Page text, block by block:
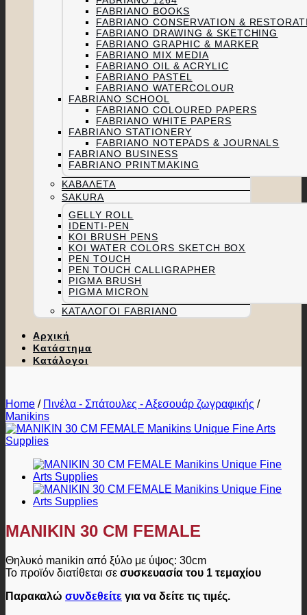
FABRIANO BOOKS
FABRIANO CONSERVATION &
FABRIANO DRAWING & SKETCHING
FABRIANO GRAPHIC & MARKER
FABRIANO MIX MEDIA
FABRIANO OIL & ACRYLIC
FABRIANO PASTEL
FABRIANO WATERCOLOUR
FABRIANO SCHOOL
FABRIANO COLOURED PAPERS
FABRIANO WHITE PAPERS
FABRIANO STATIONERY
FABRIANO NOTEPADS & JOURNALS
FABRIANO BUSINESS
FABRIANO PRINTMAKING
ΚΑΒΑΛΈΤΑ
SAKURA
GELLY ROLL
IDENTI-PEN
KOI BRUSH PENS
KOI WATER COLORS SKETCH BOX
PEN TOUCH
PEN TOUCH CALLIGRAPHER
PIGMA BRUSH
PIGMA MICRON
ΚΑΤΆΛΟΓΟΙ FABRIANO
Αρχική
Κατάστημα
Κατάλογοι
Home / Πινέλα - Σπάτουλες - Αξεσουάρ ζωγραφικής /
Manikins
MANIKIN 30 CM FEMALE
Θηλυκό manikin από ξύλο με ύψος: 30cm
Το προϊόν διατίθεται σε συσκευασία του 1 τεμαχίου
Παρακαλώ συνδεθείτε για να δείτε τις τιμές.